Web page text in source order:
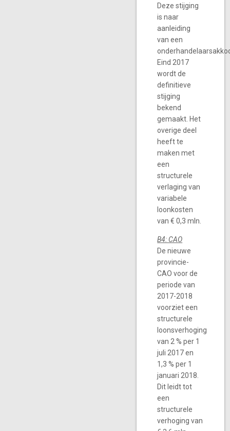
Deze stijging
is naar
aanleiding
van een
Eind 2017
wordt de
definitieve
stijging
bekend
gemaakt. Het
overige deel
heeft te
maken met
een
structurele
verlaging van
variabele
loonkosten
van € 0,3 mln.
B4: CAO
De nieuwe
provincie-
CAO voor de
periode van
2017-2018
voorziet een
structurele
loonsverhoging
van 2 % per 1
juli 2017 en
1,3 % per 1
januari 2018.
Dit leidt tot
een
structurele
verhoging van